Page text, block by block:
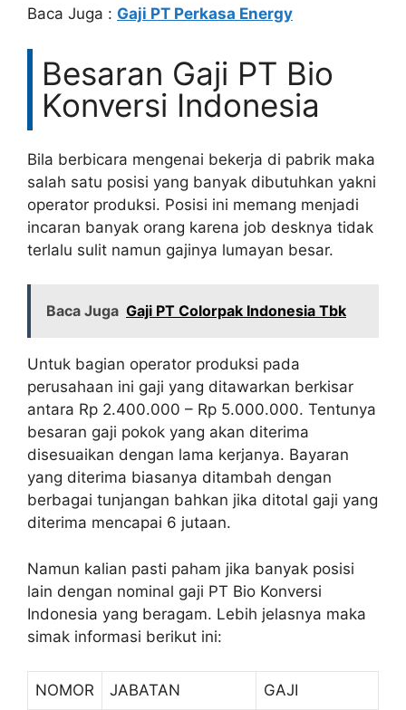
Baca Juga : Gaji PT Perkasa Energy
Besaran Gaji PT Bio
Konversi Indonesia
Bila berbicara mengenai bekerja di pabrik maka
salah satu posisi yang banyak dibutuhkan yakni
operator produksi. Posisi ini memang menjadi
incaran banyak orang karena job desknya tidak
terlalu sulit namun gajinya lumayan besar.
Baca Juga Gaji PT Colorpak Indonesia Tbk
Untuk bagian operator produksi pada
perusahaan ini gaji yang ditawarkan berkisar
antara Rp 2.400.000 – Rp 5.000.000. Tentunya
besaran gaji pokok yang akan diterima
disesuaikan dengan lama kerjanya. Bayaran
yang diterima biasanya ditambah dengan
berbagai tunjangan bahkan jika ditotal gaji yang
diterima mencapai 6 jutaan.
Namun kalian pasti paham jika banyak posisi
lain dengan nominal gaji PT Bio Konversi
Indonesia yang beragam. Lebih jelasnya maka
simak informasi berikut ini:
NOMOR JABATAN GAJI